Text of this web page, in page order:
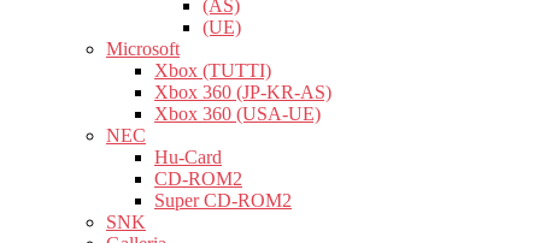
(AS)
(UE)
Microsoft
Xbox (TUTTI)
Xbox 360 (JP-KR-AS)
Xbox 360 (USA-UE)
NEC
Hu-Card
CD-ROM2
Super CD-ROM2
SNK